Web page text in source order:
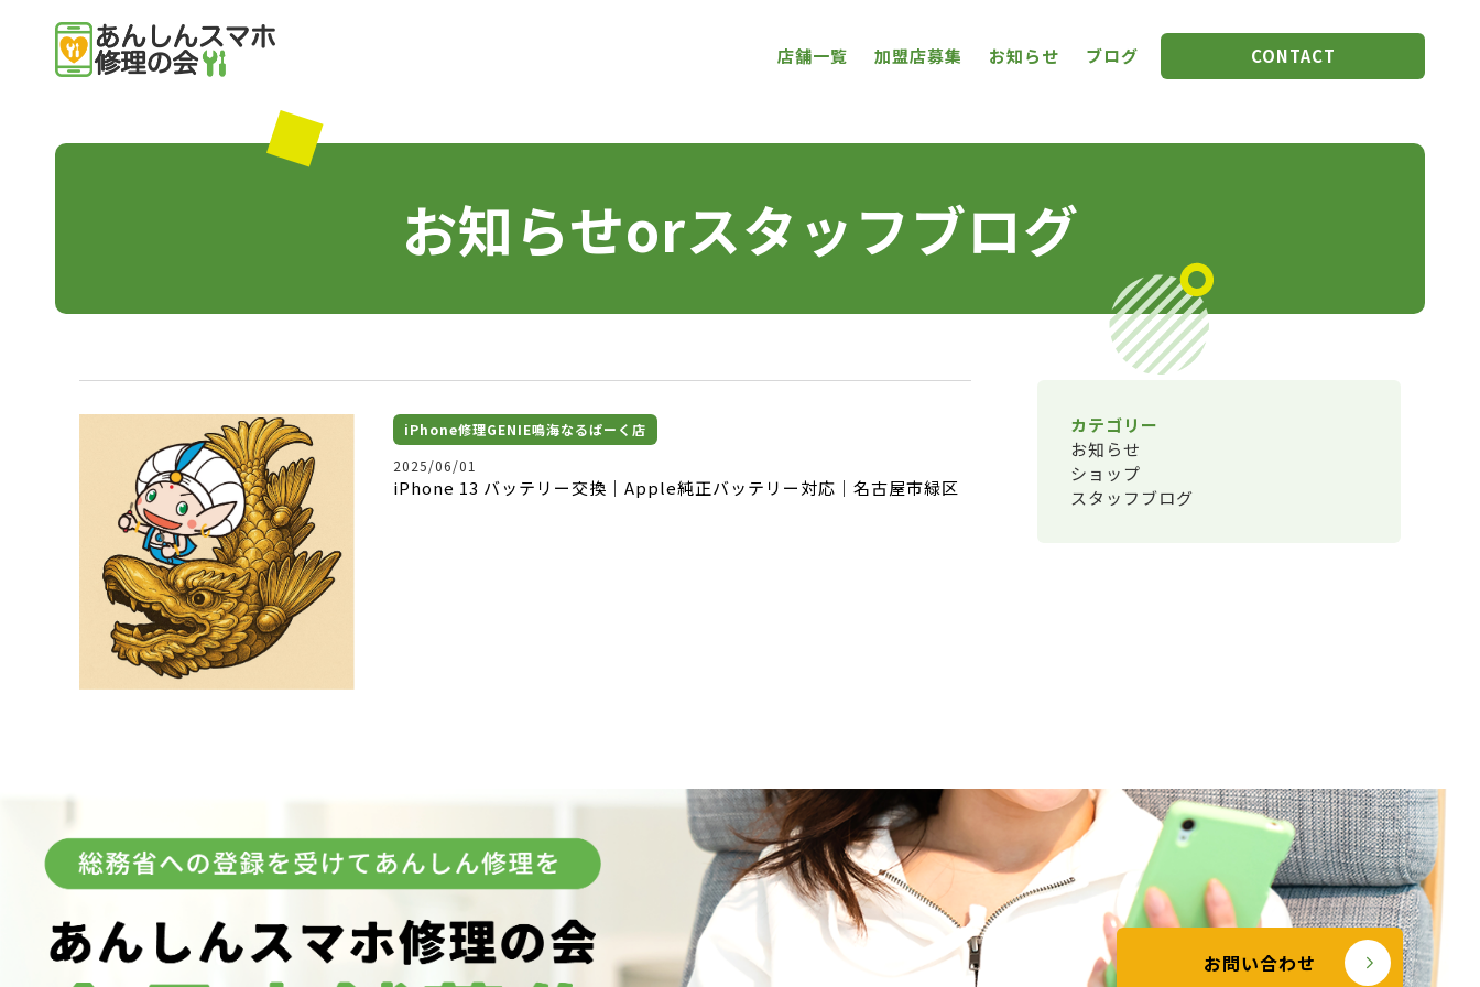
CONTACT
店舗一覧 加盟店募集 お知らせ ブログ
お知らせorスタッフブログ
iPhone修理GENIE鳴海なるぱーく店
2025/06/01
iPhone 13 バッテリー交換｜Apple純正バッテリー対応｜名古屋市緑区
カテゴリー
お知らせ
ショップ
スタッフブログ
お問い合わせ